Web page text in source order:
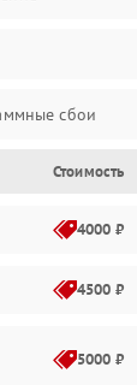
сбои
Стоимость
4000 ₽
4500 ₽
5000 ₽